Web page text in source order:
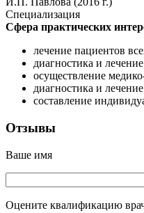
Специализация
Сфера практических
лечение пациентов
диагностика и
осуществление
диагностика и
составление
Отзывы
Ваше имя
Оцените квалификацию